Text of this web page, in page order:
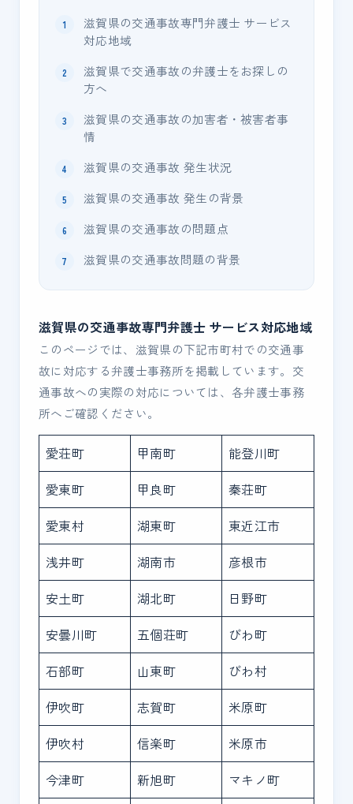
滋賀県の交通事故専門弁護士 サービス
対応地域
滋賀県で交通事故の弁護士をお探しの
方へ
滋賀県の交通事故の加害者・被害者事
情
滋賀県の交通事故 発生状況
滋賀県の交通事故 発生の背景
滋賀県の交通事故の問題点
滋賀県の交通事故問題の背景
滋賀県の交通事故専門弁護士 サービス対応地域
このページでは、滋賀県の下記市町村での交通事
故に対応する弁護士事務所を掲載しています。交
通事故への実際の対応については、各弁護士事務
所へご確認ください。
愛荘町 甲南町
能登川町
愛東町
甲良町
秦荘町
愛東村
湖東町
東近江市
浅井町
湖南市
彦根市
安土町
湖北町
日野町
安曇川町
五個荘町
びわ町
石部町
山東町
びわ村
伊吹町
志賀町
米原町
伊吹村
信楽町
米原市
今津町
新旭町
マキノ町